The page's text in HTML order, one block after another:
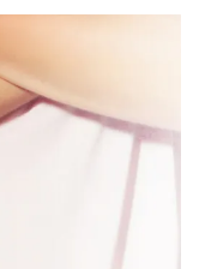
клиник,
за
что такое
он нужен.